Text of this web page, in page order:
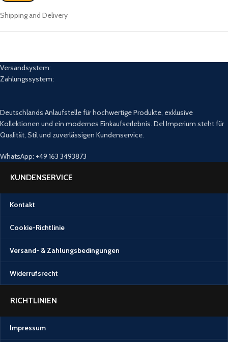
Shipping and Delivery
Versandsystem:
Zahlungssystem:
Deutschlands Anlaufstelle für hochwertige Produkte, exklusive
Kollektionen und ein modernes Einkaufserlebnis. Del Imperium steht für
Qualität, Stil und zuverlässigen Kundenservice.
WhatsApp: +49 163 3493873
KUNDENSERVICE
Kontakt
Cookie-Richtlinie
Versand- & Zahlungsbedingungen
Widerrufsrecht
RICHTLINIEN
Impressum